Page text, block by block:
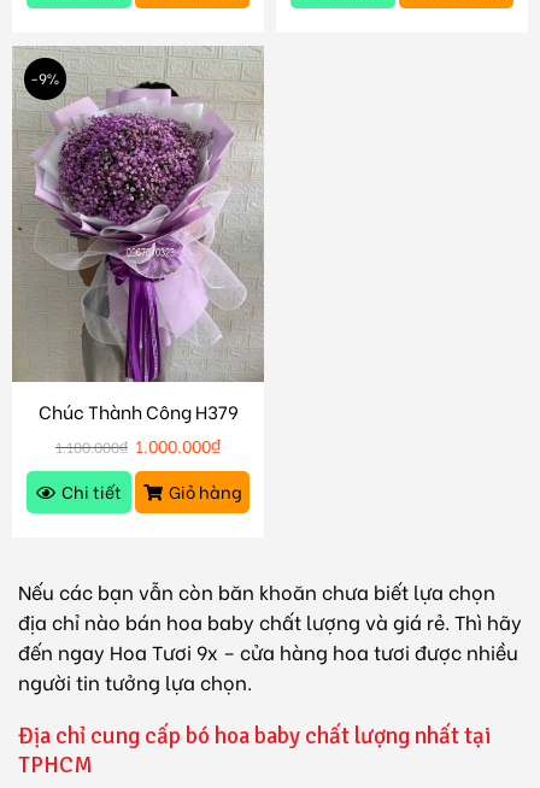
-9%
Chúc Thành Công H379
1.100.000₫ 1.000.000₫
Chi tiết
Giỏ hàng
Nếu các bạn vẫn còn băn khoăn chưa biết lựa chọn
địa chỉ nào bán hoa baby chất lượng và giá rẻ. Thì hãy
đến ngay Hoa Tươi 9x – cửa hàng hoa tươi được nhiều
người tin tưởng lựa chọn.
Địa chỉ cung cấp bó hoa baby chất lượng nhất tại
TPHCM